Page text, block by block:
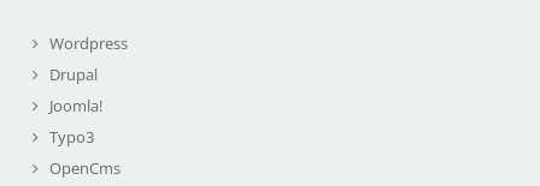
Wordpress
Drupal
Joomla!
Typo3
OpenCms